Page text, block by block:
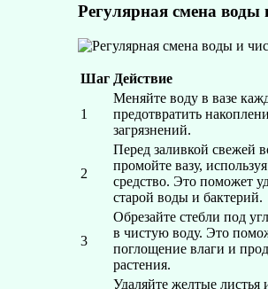
Регулярная смена воды
Шаг Действие
1
Меняйте воду в вазе
предотвратить
загрязнений.
2
Перед заливкой свежей
промойте вазу,
средство. Это поможет
старой воды и бактерий.
3
Обрезайте стебли под
в чистую воду. Это
поглощение влаги и
растения.
Удаляйте желтые листья